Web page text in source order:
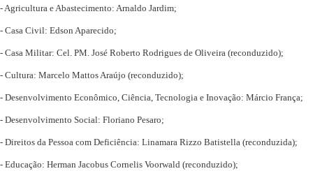
- Agricultura e Abastecimento: Arnaldo Jardim;
- Casa Civil: Edson Aparecido;
- Casa Militar: Cel. PM. José Roberto Rodrigues de Oliveira (reconduzido);
- Cultura: Marcelo Mattos Araújo (reconduzido);
- Desenvolvimento Econômico, Ciência, Tecnologia e Inovação: Márcio França;
- Desenvolvimento Social: Floriano Pesaro;
- Direitos da Pessoa com Deficiência: Linamara Rizzo Batistella (reconduzida);
- Educação: Herman Jacobus Cornelis Voorwald (reconduzido);